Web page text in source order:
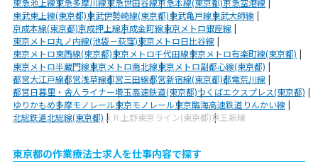
東急池上線東急多摩川線東急世田谷線京急本線(東京都)京急空港線
東武東上線(東京都)東武伊勢崎線(東京都)東武亀戸線東武大師線
京成本線(東京都)京成押上線京成金町線東京メトロ銀座線
東京メトロ丸ノ内線(池袋－荻窪)東京メトロ日比谷線
東京メトロ東西線(東京都)東京メトロ千代田線東京メトロ有楽町線(東京都)
東京メトロ半蔵門線東京メトロ南北線東京メトロ副都心線(東京都)
都営大江戸線都営浅草線都営三田線都営新宿線(東京都)都電荒川線
都営日暮里・舎人ライナー埼玉高速鉄道(東京都)つくばエクスプレス(東京都)
ゆりかもめ多摩モノレール東京モノレール東京臨海高速鉄道りんかい線
北総鉄道北総線(東京都) ＪＲ上野東京ライン(東京都)京王新線
東京都の作業療法士求人を仕事内容で探す